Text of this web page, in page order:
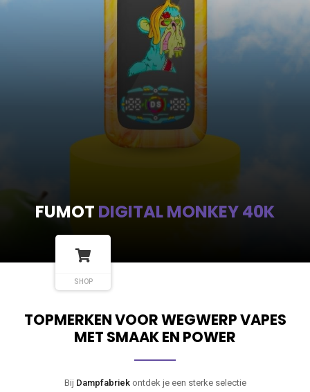
FUMOT DIGITAL MONKEY 40K
SHOP
TOPMERKEN VOOR WEGWERP VAPES
MET SMAAK EN POWER
Bij Dampfabriekontdek je een sterke selectie